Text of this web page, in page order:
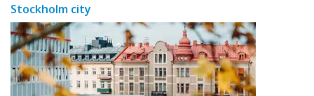
Stockholm city